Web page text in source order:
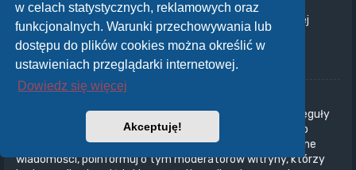
w celach statystycznych, reklamowych oraz
funkcjonalnych. Warunki przechowywania lub
dostępu do plików cookies można określić w
ustawieniach przeglądarki internetowej.
Dowiedz się więcej
Akceptuję!
witrynie. Trzecia – administrator witryny uniemożliwił ci
przesyłanie prywatnych wiadomości. Aby uzyskać więcej
informacji, skontaktuj się z administratorem witryny.
Na górę
W panelu użytkownika możesz, określając odpowiednie reguły
ustawić automatyczne usuwanie wiadomości od danego
nadawcy. Jeżeli otrzymujesz od kogoś obraźliwe prywatne
wiadomości, poinformuj o tym moderatorów witryny, którzy